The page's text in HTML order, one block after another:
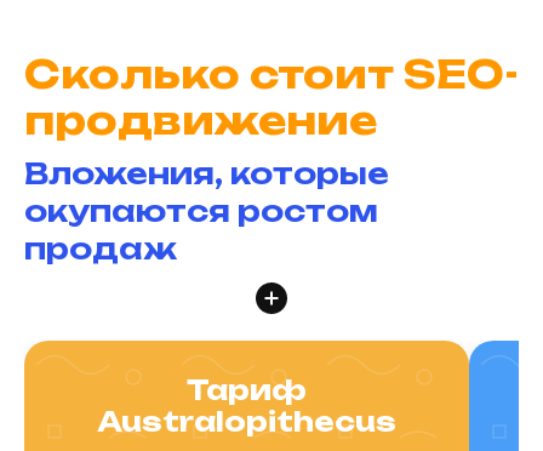
Сколько стоит SEO-
продвижение
Вложения, которые
окупаются ростом
продаж
Тариф
Australopithecus